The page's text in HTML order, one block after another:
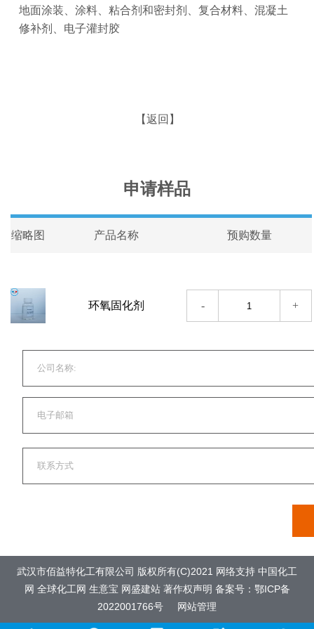
地面涂装、涂料、粘合剂和密封剂、复合材料、混凝土
修补剂、电子灌封胶
【返回】
申请样品
缩略图 产品名称 预购数量
- +
武汉市佰益特化工有限公司 版权所有(C)2021 网络支持 中国化工
网 全球化工网 生意宝 网盛建站 著作权声明 备案号：鄂ICP备
2022001766号
网站管理